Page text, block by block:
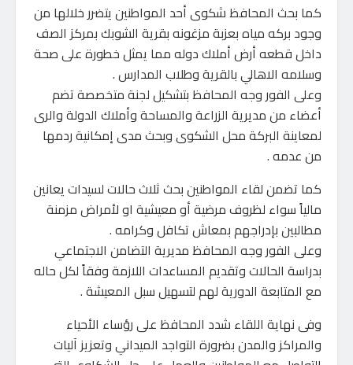
كما بحث المحافظ شكوى أحد المواطنين يتضرر خلالها من
وجود بركه مياه بعزبة مزغونه بقرية الشوبك بمركز الصف
داخل قطعه أرض أملاك دوله مما يمثل خطورة على صحة
وسلامه الاهالي بالقرية وطلاب المدارس .
وعلى الفور وجه المحافظ بتشكيل لجنة متخصصة تضم
أعضاء من مديرية الزراعة والمساحة وأملاك الدولة والرى
لمعاينة البركة محل الشكوى وبحث مدى إمكانية ردمها
من عدمه .
كما تضمن لقاء المواطنين بحث ثلاث حالات لسيدات يعانين
مالياً سواء لظروف مرضية أو معيشية او لأمراض مزمنة
مطالبين بإدراجهم بمعاش تكافل وكرامه .
وعلى الفور وجه المحافظ مديرية التضامن الاجتماعي
بدراسة الحالات وتقديم المساعدات اللازمة وفقاً لكل حاله
مع المتابعة الدورية لهم لتسهيل سبل المعيشة .
وفى نهاية اللقاء شدد المحافظ على رؤساء الأحياء
والمراكز والمدن بضرورة التواجد الميداني وتعزيز آليات